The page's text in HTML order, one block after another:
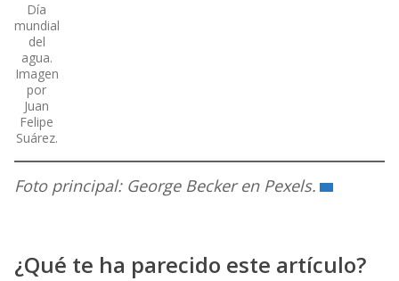
Día
mundial
del
agua.
Imagen
por
Juan
Felipe
Suárez.
Foto principal: George Becker en Pexels.
¿Qué te ha parecido este artículo?